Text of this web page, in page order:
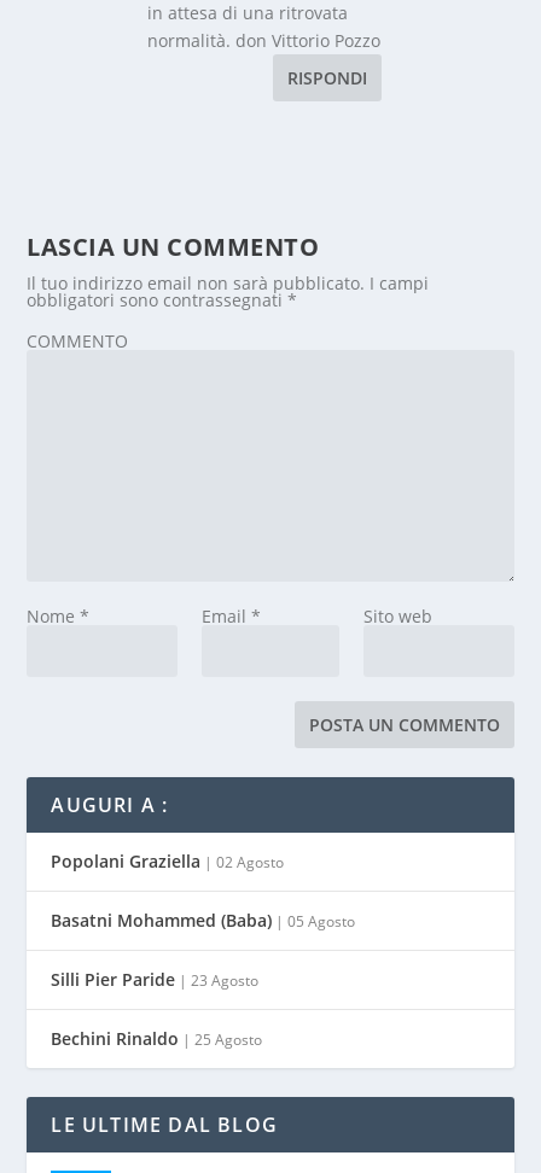
in attesa di una ritrovata
normalità. don Vittorio Pozzo
RISPONDI
LASCIA UN COMMENTO
Il tuo indirizzo email non sarà pubblicato. I campi
obbligatori sono contrassegnati*
COMMENTO
Nome* Email * Sito web
AUGURI A :
Popolani Graziella | 02 Agosto
Basatni Mohammed (Baba) | 05 Agosto
Silli Pier Paride | 23 Agosto
Bechini Rinaldo | 25 Agosto
LE ULTIME DAL BLOG